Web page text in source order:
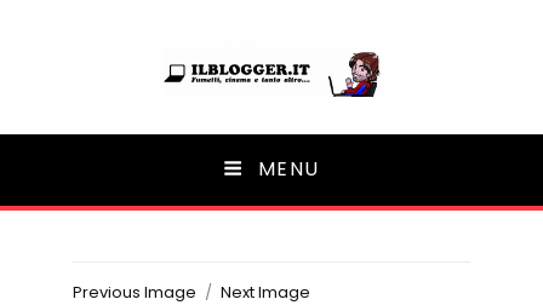
Ilblogger.it
Il portalino di blog | MENU
Previous Image Next Image